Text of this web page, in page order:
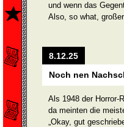
und wenn das
Also, so what,
8.12.25
Noch nen
Als 1948 der Horror-
da meinten die
„Okay, gut